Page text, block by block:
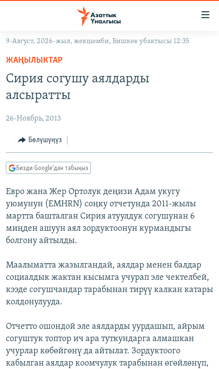
Навигацияга
өтүңүз
Издөөгө
салыңызКЫРГЫЗСТАН
ЭКОНОМИКА
МАДАНИЯТ
ДҮЙНӨ
БОРБОР АЗИЯ
УКРАИНА
АТАЙЫН ИЛИКТӨӨ
ТВ ПРОГРАММАЛАР
ЭКСПЕРТТЕР ТАЛДАЙТ
БИЗ ЖАНА ДҮЙНӨ
ДАНИСТЕ
ЭЖЕ-СИҢДИЛЕР
АЗАТТЫК+
ЫҢГАЙСЫЗ СУРООЛОР
ӨЗГӨЧӨ ПИКИР
Русский
ОНЛАЙН ШЕРИНЕ
ЭЕ/АРнун бардык сайттары
9-Август, 2026-жыл, жекшемби, Бишкек убактысы 12:35
ЖАҢЫЛЫКТАР
Сирия согушу аялдарды
алсыратты
26-Ноябрь, 2013
Бөлүшүңүз
Бизди Google'дан табыңыз
Евро жана Жер Ортолук деңизи Адам укугу
уюмунун (EMHRN) соңку отчетунда 2011-жылы
мартта башталган Сирия атуулдук согушунан 6
миңден ашуун аял зордуктоонун курмандыгы
болгону айтылды.
Маалыматта жазылгандай, аялдар менен балдар
социалдык жактан кысымга учурап эле чектелбей,
кээде согушчандар тарабынан тирүү калкан катары
колдонулууда.
Отчетто ошондой эле аялдарды уурдашып, айрым
согуштук топтор ич ара туткундарга алмашкан
учурлар көбөйгөнү да айтылат. Зордуктоого
кабылган аялдар коомчулук тарабынан өгөйлөнүп,